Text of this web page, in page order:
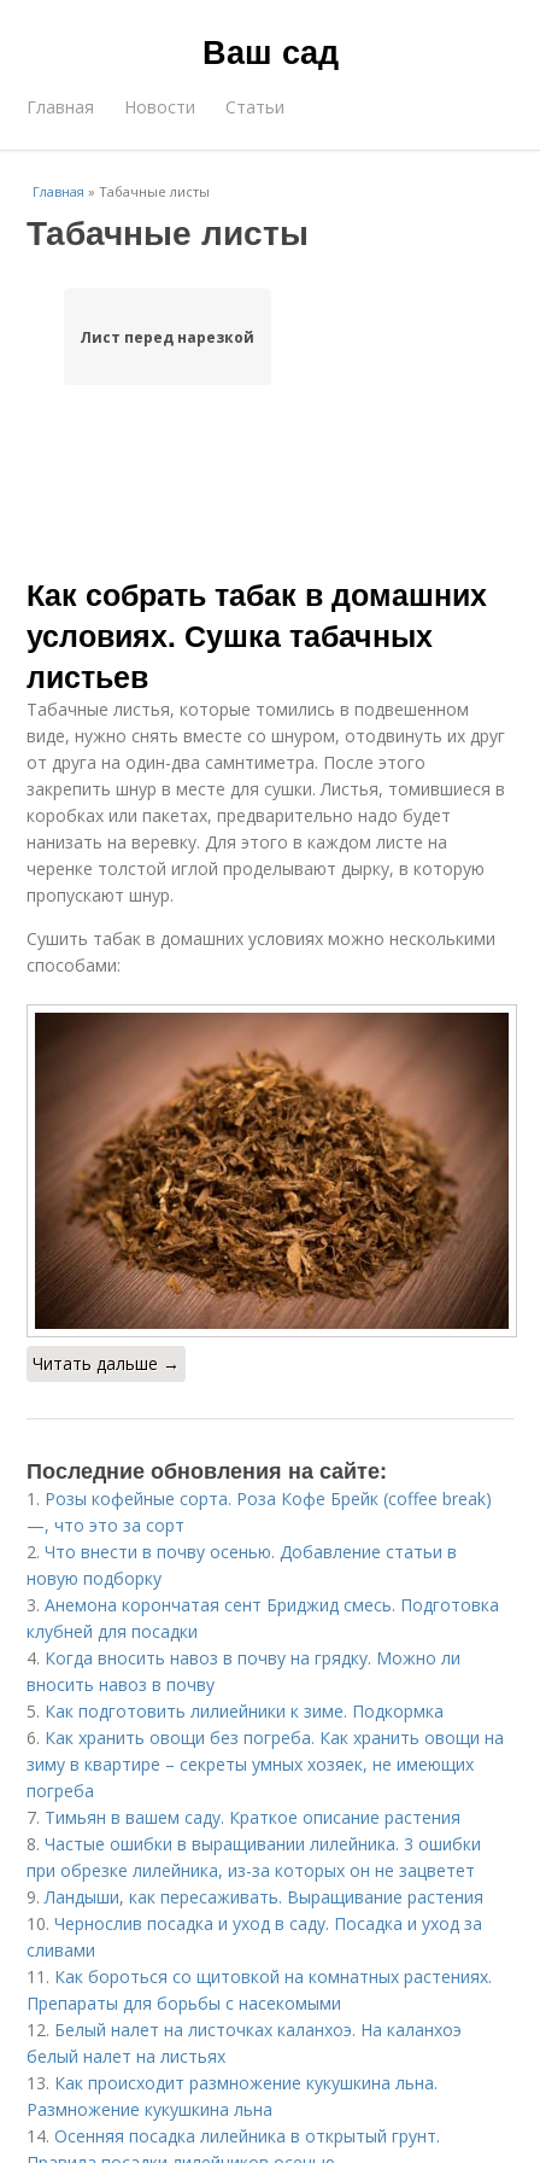
Ваш сад
Главная Новости Статьи
Главная »Табачные листы
Табачные листы
Лист перед нарезкой
Как собрать табак в домашних
условиях. Сушка табачных
листьев
Табачные листья, которые томились в подвешенном
виде, нужно снять вместе со шнуром, отодвинуть их друг
от друга на один-два самнтиметра. После этого
закрепить шнур в месте для сушки. Листья, томившиеся в
коробках или пакетах, предварительно надо будет
нанизать на веревку. Для этого в каждом листе на
черенке толстой иглой проделывают дырку, в которую
пропускают шнур.
Сушить табак в домашних условиях можно несколькими
способами:
Читать дальше →
Последние обновления на сайте:
1. Розы кофейные сорта. Роза Кофе Брейк (coffee break)
—, что это за сорт
2.Что внести в почву осенью. Добавление статьи в
новую подборку
3.Анемона корончатая сент Бриджид смесь. Подготовка
клубней для посадки
4. Когда вносить навоз в почву на грядку. Можно ли
вносить навоз в почву
5. Как подготовить лилиейники к зиме. Подкормка
6. Как хранить овощи без погреба. Как хранить овощи на
зиму в квартире – секреты умных хозяек, не имеющих
погреба
7. Тимьян в вашем саду. Краткое описание растения
8.Частые ошибки в выращивании лилейника. 3 ошибки
при обрезке лилейника, из-за которых он не зацветет
9. Ландыши, как пересаживать. Выращивание растения
10.Чернослив посадка и уход в саду. Посадка и уход за
сливами
11. Как бороться со щитовкой на комнатных растениях.
Препараты для борьбы с насекомыми
12. Белый налет на листочках каланхоэ. На каланхоэ
белый налет на листьях
13. Как происходит размножение кукушкина льна.
Размножение кукушкина льна
14.Осенняя посадка лилейника в открытый грунт.